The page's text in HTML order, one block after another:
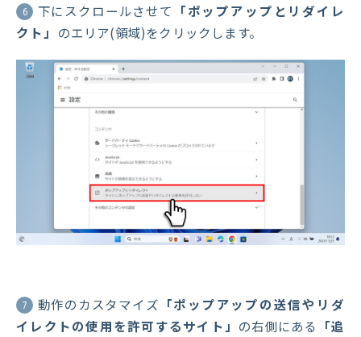
6 下にスクロールさせて 「ポップアップとリダイレ
クト」 のエリア(領域)をクリックします。
7 動作のカスタマイズ 「ポップアップの送信やリダ
イレクトの使用を許可するサイト」 の右側にある
「追